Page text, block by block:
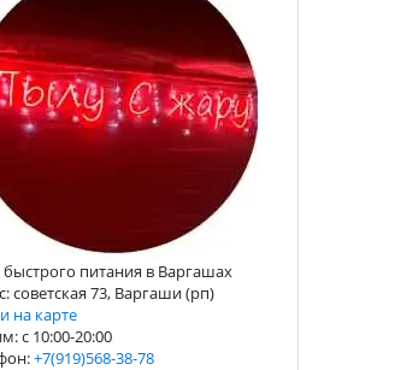
быстрого питания в Варгашах
советская 73, Варгаши (рп)
на карте
с 10:00-20:00
+7(919)568-38-78